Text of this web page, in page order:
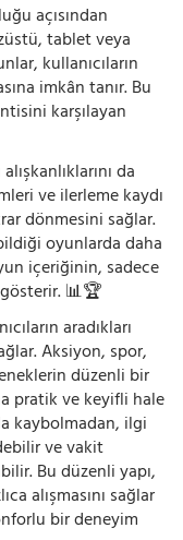
açısından
tablet veya
kullanıcıların
imkân tanır. Bu
karşılayan
da
ve ilerleme kaydı
dönmesini sağlar.
oyunlarda daha
içeriğinin, sadece
📊🏆
aradıkları
Aksiyon, spor,
düzenli bir
pratik ve keyifli hale
kaybolmadan, ilgi
ve vakit
Bu düzenli yapı,
alışmasını sağlar
bir deneyim